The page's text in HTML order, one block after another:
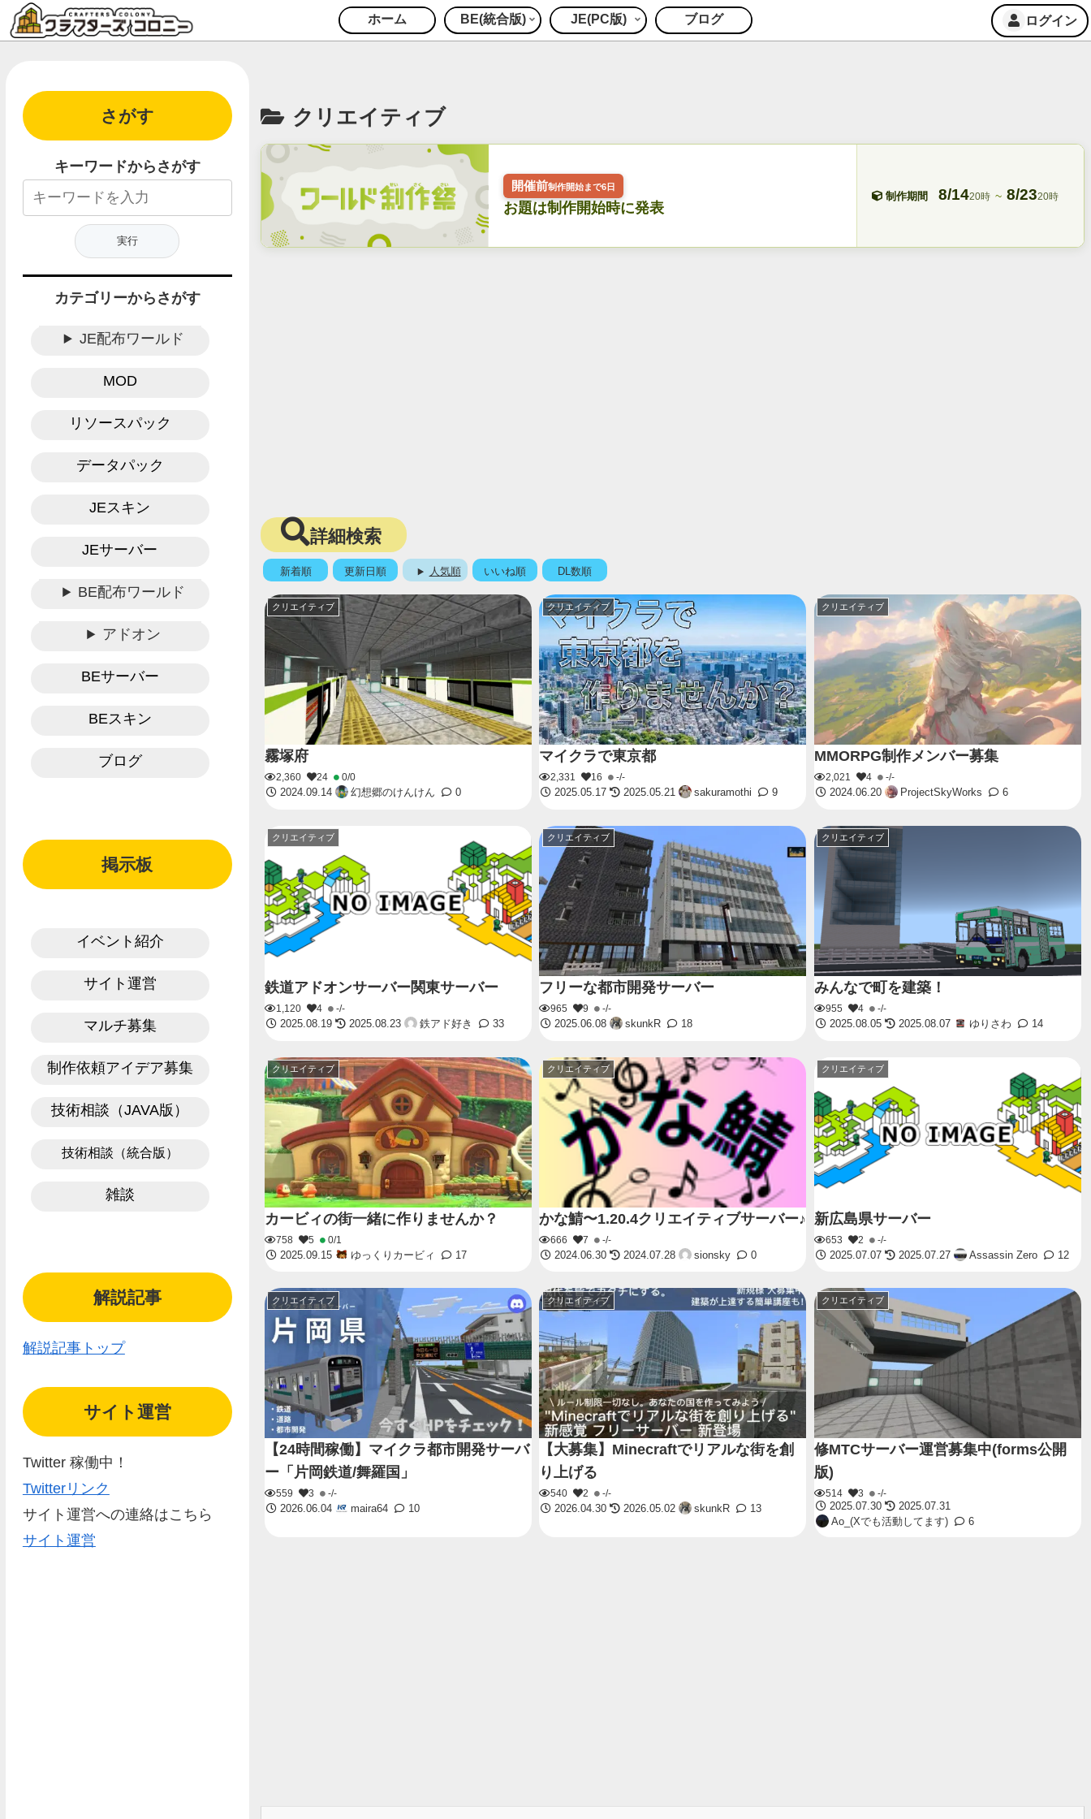
ホーム BE(統合版) JE(PC版) ブログ ログイン
クリエイティブ
開催前制作開始まで6日
お題は制作開始時に発表
制作期間 8/1420時 ~ 8/2320時
詳細検索
新着順 更新日順 人気順 いいね順 DL数順
クリエイティブ
霧塚府
2,360 24
0/0
2024.09.14
幻想郷のけんけん 0
クリエイティブ
マイクラで東京都
2,331 16
-/-
2025.05.17
2025.05.21 sakuramothi 9
クリエイティブ
MMORPG制作メンバー募集
2,021 4
-/-
2024.06.20
ProjectSkyWorks 6
クリエイティブ
鉄道アドオンサーバー関東サーバー
1,120 4
-/-
2025.08.19
2025.08.23 鉄アド好き 33
クリエイティブ
フリーな都市開発サーバー
965 9
-/-
2025.06.08
skunkR 18
クリエイティブ
みんなで町を建築！
955 4
-/-
2025.08.05
2025.08.07 ゆりさわ 14
クリエイティブ
カービィの街一緒に作りませんか？
758 5
0/1
2025.09.15
ゆっくりカービィ 17
クリエイティブ
かな鯖〜1.20.4クリエイティブサーバー♪
666 7
-/-
2024.06.30
2024.07.28 sionsky 0
クリエイティブ
新広島県サーバー
653 2
-/-
2025.07.07
2025.07.27 Assassin Zero 12
クリエイティブ
【24時間稼働】マイクラ都市開発サーバ
ー「片岡鉄道/舞羅国」
559 3
-/-
2026.06.04
maira64 10
クリエイティブ
【大募集】Minecraftでリアルな街を創
り上げる
540 2
-/-
2026.04.30
2026.05.02 skunkR 13
クリエイティブ
修MTCサーバー運営募集中(forms公開
版)
514 3
-/-
2025.07.30
2025.07.31
Ao_(Xでも活動してます)
6
さがす
キーワードからさがす
カテゴリーからさがす
JE配布ワールド
MOD
リソースパック
データパック
JEスキン
JEサーバー
BE配布ワールド
アドオン
BEサーバー
BEスキン
ブログ
掲示板
イベント紹介
サイト運営
マルチ募集
制作依頼アイデア募集
技術相談（JAVA版）
技術相談（統合版）
雑談
解説記事
解説記事トップ
サイト運営
Twitter 稼働中！
Twitterリンク
サイト運営への連絡はこちら
サイト運営